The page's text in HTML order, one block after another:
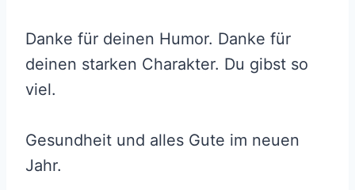
Danke für deinen Humor. Danke für
deinen starken Charakter. Du gibst so
viel.
Gesundheit und alles Gute im neuen
Jahr.